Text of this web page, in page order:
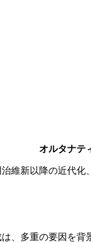
オルタナテ
維新以降の近代
、多重の要因を